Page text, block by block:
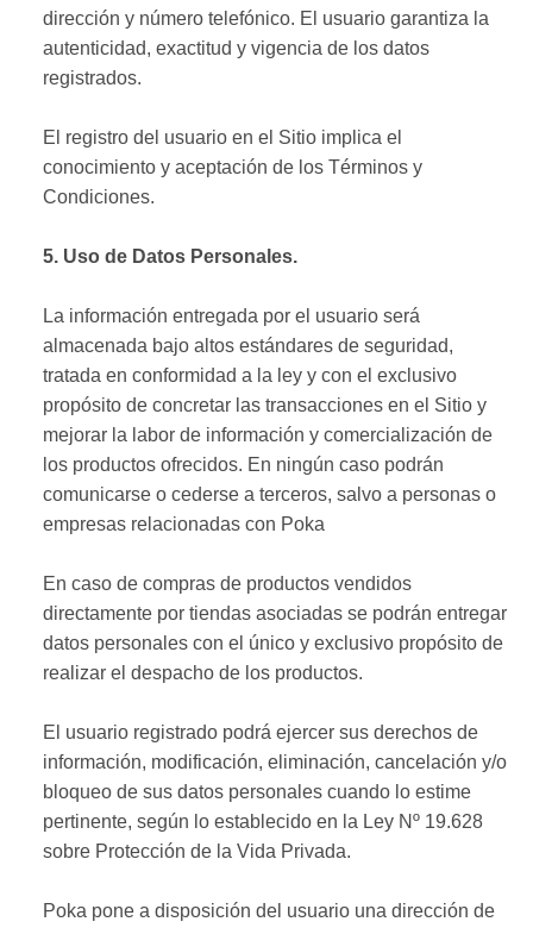
dirección y número telefónico. El usuario garantiza la
autenticidad, exactitud y vigencia de los datos
registrados.
El registro del usuario en el Sitio implica el
conocimiento y aceptación de los Términos y
Condiciones.
5. Uso de Datos Personales.
La información entregada por el usuario será
almacenada bajo altos estándares de seguridad,
tratada en conformidad a la ley y con el exclusivo
propósito de concretar las transacciones en el Sitio y
mejorar la labor de información y comercialización de
los productos ofrecidos. En ningún caso podrán
comunicarse o cederse a terceros, salvo a personas o
empresas relacionadas con Poka
En caso de compras de productos vendidos
directamente por tiendas asociadas se podrán entregar
datos personales con el único y exclusivo propósito de
realizar el despacho de los productos.
El usuario registrado podrá ejercer sus derechos de
información, modificación, eliminación, cancelación y/o
bloqueo de sus datos personales cuando lo estime
pertinente, según lo establecido en la Ley Nº 19.628
sobre Protección de la Vida Privada.
Poka pone a disposición del usuario una dirección de